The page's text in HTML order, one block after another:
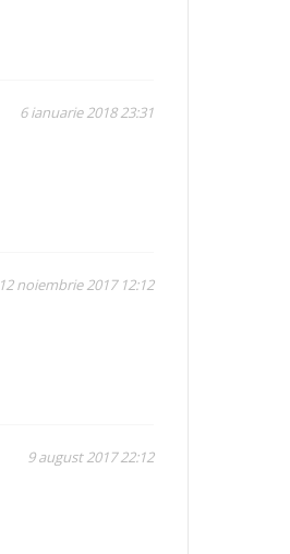
6 ianuarie 2018 23:31
12 noiembrie 2017 12:12
9 august 2017 22:12